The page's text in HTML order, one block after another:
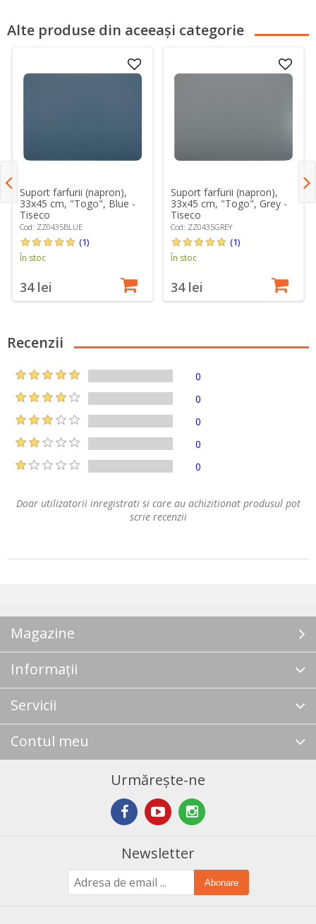
Alte produse din aceeași categorie
Suport farfurii (napron),
33x45 cm, "Togo", Blue -
Tiseco
Cod: ZZ0435BLUE
(1)
În stoc
34 lei
Suport farfurii (napron),
33x45 cm, "Togo", Grey -
Tiseco
Cod: ZZ0435GREY
(1)
În stoc
34 lei
Recenzii
0
0
0
0
0
Doar utilizatorii inregistrati si care au achizitionat produsul pot
scrie recenzii
Magazine
Informații
Servicii
Contul meu
Urmărește-ne
Newsletter
Abonare